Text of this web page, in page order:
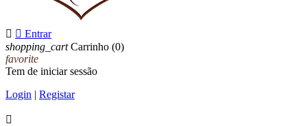
  Entrar
shopping_cart Carrinho (0)
favorite
Tem de iniciar sessão
Login | Registar
